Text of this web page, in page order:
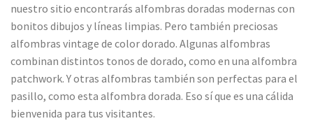
nuestro sitio encontrarás alfombras doradas modernas con
bonitos dibujos y líneas limpias. Pero también preciosas
alfombras vintage de color dorado. Algunas alfombras
combinan distintos tonos de dorado, como en una alfombra
patchwork. Y otras alfombras también son perfectas para el
pasillo, como esta alfombra dorada. Eso sí que es una cálida
bienvenida para tus visitantes.